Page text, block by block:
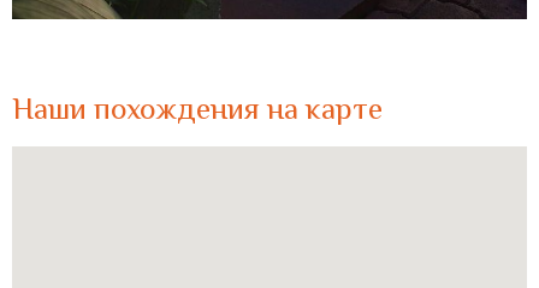
Наши похождения на карте